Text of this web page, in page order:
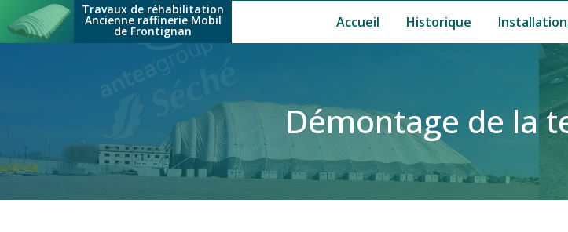
Skip to main contentTravaux de réhabilitation
Ancienne raffinerie Mobil
de Frontignan
Main navigation Accueil Historique
Démontage de la